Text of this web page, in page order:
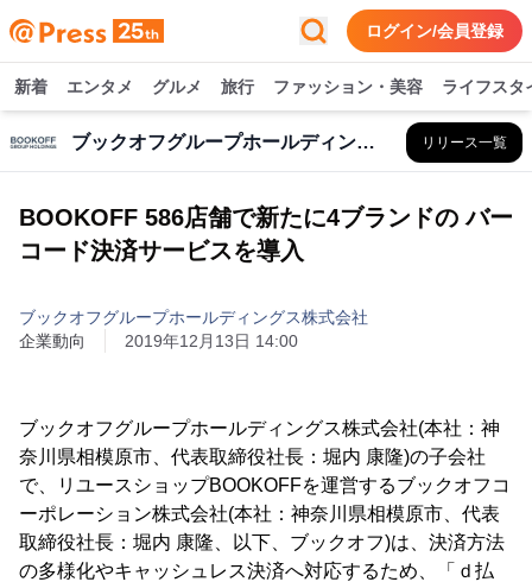
ログイン/会員登録
新着 エンタメ グルメ 旅行 ファッション・美容 ライフスタ
ブックオフグループホールディングス株式会社 リリース一覧
BOOKOFF 586店舗で新たに4ブランドの バー
コード決済サービスを導入
ブックオフグループホールディングス株式会社
企業動向
2019年12月13日 14:00
ブックオフグループホールディングス株式会社(本社：神
奈川県相模原市、代表取締役社長：堀内 康隆)の子会社
で、リユースショップBOOKOFFを運営するブックオフコ
ーポレーション株式会社(本社：神奈川県相模原市、代表
取締役社長：堀内 康隆、以下、ブックオフ)は、決済方法
の多様化やキャッシュレス決済へ対応するため、「ｄ払